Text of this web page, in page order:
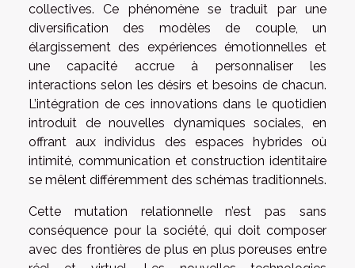
collectives. Ce phénomène se traduit par une
diversification des modèles de couple, un
élargissement des expériences émotionnelles et
une capacité accrue à personnaliser les
interactions selon les désirs et besoins de chacun.
L’intégration de ces innovations dans le quotidien
introduit de nouvelles dynamiques sociales, en
offrant aux individus des espaces hybrides où
intimité, communication et construction identitaire
se mêlent différemment des schémas traditionnels.
Cette mutation relationnelle n’est pas sans
conséquence pour la société, qui doit composer
avec des frontières de plus en plus poreuses entre